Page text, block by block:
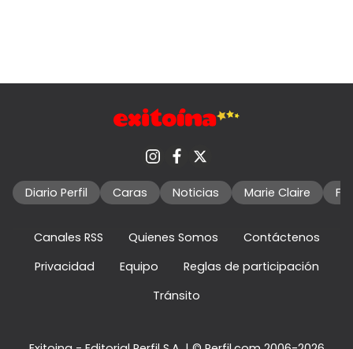
Diario Perfil Caras Noticias Marie Claire
Canales RSS Quienes Somos
Contáctenos
Privacidad
Equipo
Reglas de participación
Tránsito